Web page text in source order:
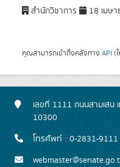
สำนักวิชาการ
18 เมษ
คุณสามารถเข้าถึงคลังทาง API (
เลขที่ 1111 ถนนสามเสน
10300
โทรศัพท์ : 0-2831-